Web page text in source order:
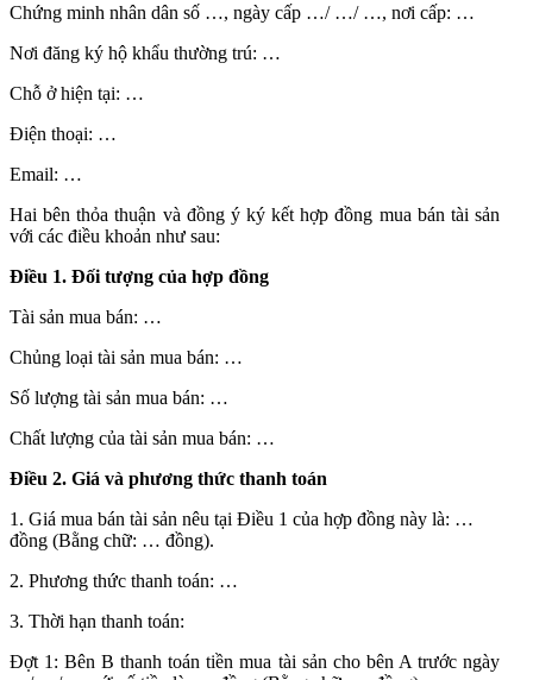
Chứng minh nhân dân số …, ngày cấp …/ …/ …, nơi cấp: …
Nơi đăng ký hộ khẩu thường trú: …
Chỗ ở hiện tại: …
Điện thoại: …
Email: …
Hai bên thỏa thuận và đồng ý ký kết hợp đồng mua bán tài sản
với các điều khoản như sau:
Điều 1. Đối tượng của hợp đồng
Tài sản mua bán: …
Chủng loại tài sản mua bán: …
Số lượng tài sản mua bán: …
Chất lượng của tài sản mua bán: …
Điều 2. Giá và phương thức thanh toán
1. Giá mua bán tài sản nêu tại Điều 1 của hợp đồng này là: …
đồng (Bằng chữ: … đồng).
2. Phương thức thanh toán: …
3. Thời hạn thanh toán:
Đợt 1: Bên B thanh toán tiền mua tài sản cho bên A trước ngày